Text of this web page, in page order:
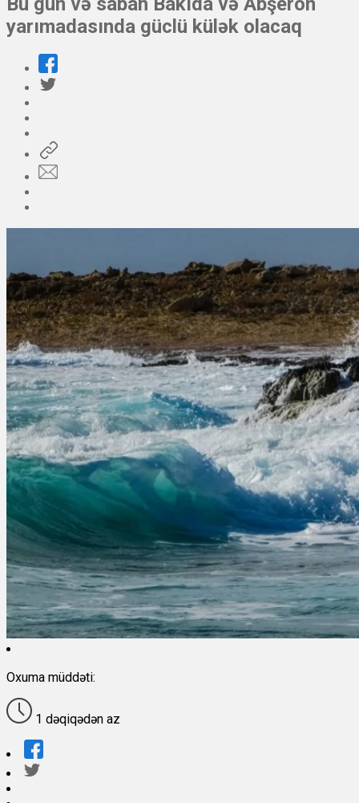
yarımadasında güclü külək olacaq
Oxuma müddəti:
1 dəqiqədən az